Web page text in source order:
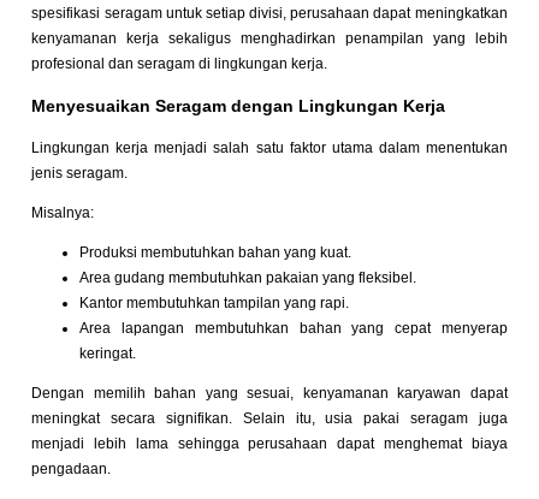
spesifikasi seragam untuk setiap divisi, perusahaan dapat meningkatkan
kenyamanan kerja sekaligus menghadirkan penampilan yang lebih
profesional dan seragam di lingkungan kerja.
Menyesuaikan Seragam dengan Lingkungan Kerja
Lingkungan kerja menjadi salah satu faktor utama dalam menentukan
jenis seragam.
Misalnya:
Produksi membutuhkan bahan yang kuat.
Area gudang membutuhkan pakaian yang fleksibel.
Kantor membutuhkan tampilan yang rapi.
Area lapangan membutuhkan bahan yang cepat menyerap
keringat.
Dengan memilih bahan yang sesuai, kenyamanan karyawan dapat
meningkat secara signifikan. Selain itu, usia pakai seragam juga
menjadi lebih lama sehingga perusahaan dapat menghemat biaya
pengadaan.